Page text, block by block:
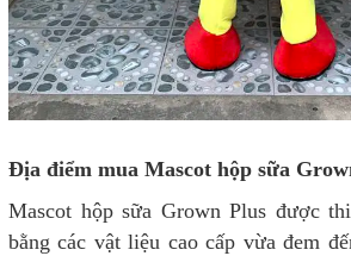
Địa điểm mua Mascot hộp sữa
Mascot hộp sữa Grown Plus được
bằng các vật liệu cao cấp vừa đem